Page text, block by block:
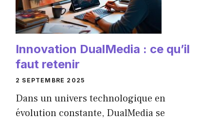
Innovation DualMedia : ce qu’il
faut retenir
2 SEPTEMBRE 2025
Dans un univers technologique en
évolution constante, DualMedia se